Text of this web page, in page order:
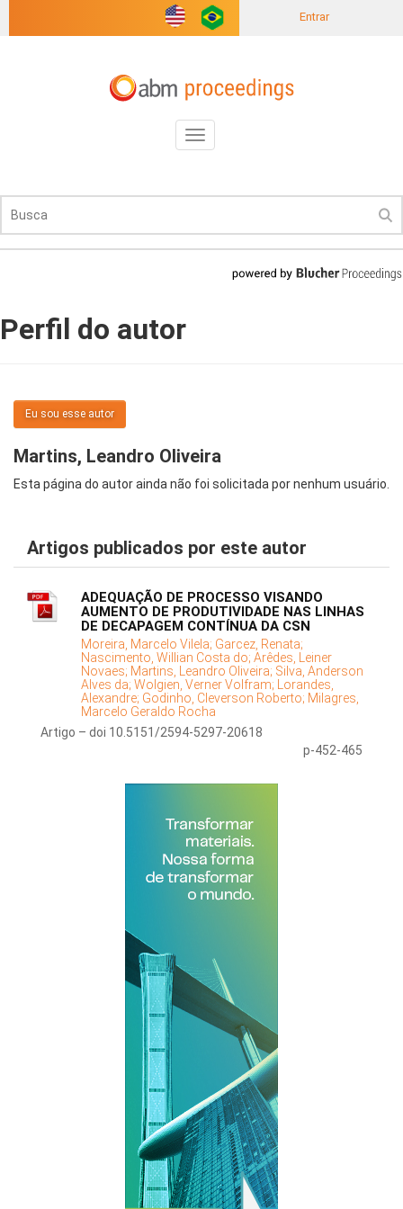
Entrar
Toggle
navigation
Perfil do autor
Eu sou esse autor
Martins, Leandro Oliveira
Esta página do autor ainda não foi solicitada por nenhum usuário.
Artigos publicados por este autor
ADEQUAÇÃO DE PROCESSO VISANDO
AUMENTO DE PRODUTIVIDADE NAS LINHAS
DE DECAPAGEM CONTÍNUA DA CSN
Moreira, Marcelo Vilela; Garcez, Renata;
Nascimento, Willian Costa do; Arêdes, Leiner
Novaes; Martins, Leandro Oliveira; Silva, Anderson
Alves da; Wolgien, Verner Volfram; Lorandes,
Alexandre; Godinho, Cleverson Roberto; Milagres,
Marcelo Geraldo Rocha
Artigo – doi 10.5151/2594-5297-20618
p-452-465